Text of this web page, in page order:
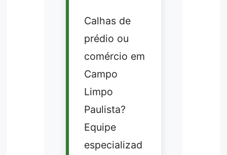
Calhas de
prédio ou
comércio em
Campo
Limpo
Paulista?
Equipe
especializad